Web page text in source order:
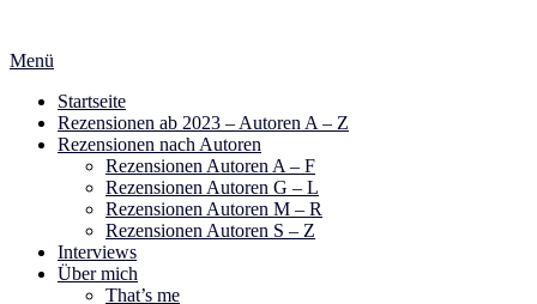
springen
Menü
Startseite
Rezensionen ab 2023 – Autoren A – Z
Rezensionen nach Autoren
Rezensionen Autoren A – F
Rezensionen Autoren G – L
Rezensionen Autoren M – R
Rezensionen Autoren S – Z
Interviews
Über mich
That’s me